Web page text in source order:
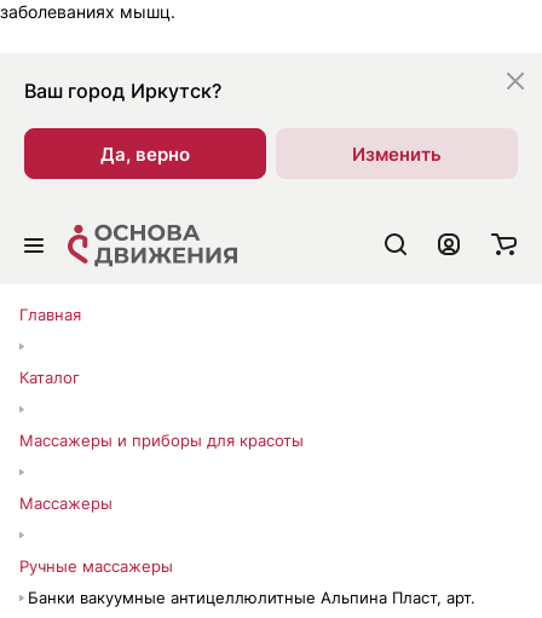
заболеваниях мышц.
Ваш город Иркутск?
Да, верно Изменить
Главная
Каталог
Массажеры и приборы для красоты
Массажеры
Ручные массажеры
Банки вакуумные антицеллюлитные Альпина Пласт, арт.